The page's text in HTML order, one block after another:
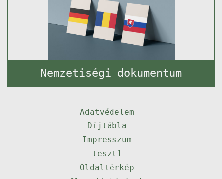
Nemzetiségi dokumentum
Adatvédelem
Díjtábla
Impresszum
teszt1
Oldaltérkép